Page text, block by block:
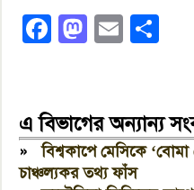
Facebook
Mastodon
Email
এ বিভাগের অন্যান্য
»বিশ্বকাপে মেসিকে
চাঞ্চল্যকর তথ্য ফাঁস